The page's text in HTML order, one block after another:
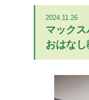
2024.11.26
マック
おはな